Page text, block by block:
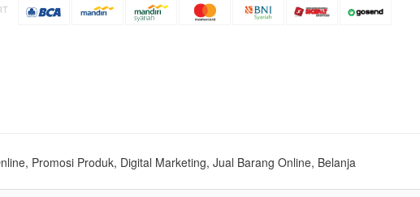
Promosi Produk, Digital Marketing, Jual Barang Online, Belanja